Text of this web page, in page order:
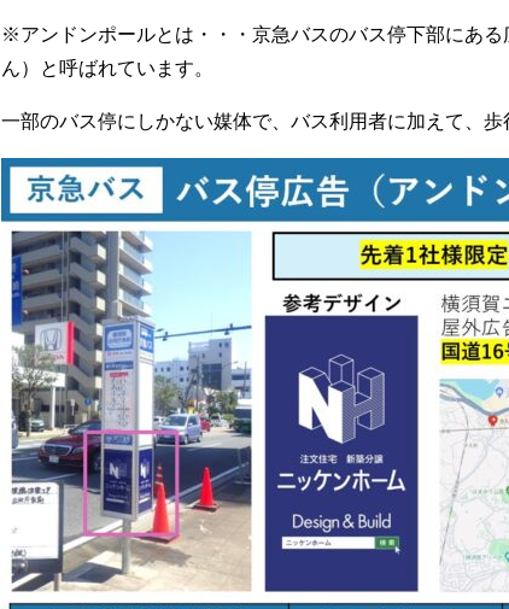
※アンドンポールとは・・・京急バスのバス停下部にあ
ん）と呼ばれています。
一部のバス停にしかない媒体で、バス利用者に加えて、歩